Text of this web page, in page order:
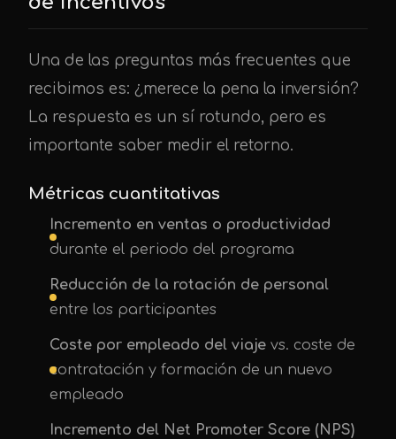
Una de las preguntas más frecuentes que
recibimos es: ¿merece la pena la inversión?
La respuesta es un sí rotundo, pero es
importante saber medir el retorno.
Métricas cuantitativas
Incremento en ventas o productividad
durante el periodo del programa
Reducción de la rotación de personal
entre los participantes
Coste por empleado del viaje vs. coste de
contratación y formación de un nuevo
empleado
Incremento del Net Promoter Score (NPS)